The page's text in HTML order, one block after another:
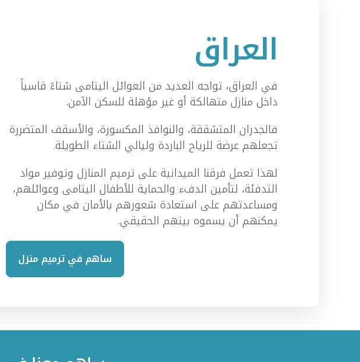
العراق
في العراق، تواجه العديد من العوائل اليتامى شتاءً قاسياً
داخل منازل متهالكة أو غير مؤهلة للسكن الآمن.
فالجدران المتشققة، والنوافذ المكسورة، والأسقف المتضررة
تجعلهم عرضة للرياح الباردة وليالي الشتاء الطويلة.
لهذا تعمل فرقنا الميدانية على ترميم المنازل وتوفير مواد
التدفئة، لتأمين الدفء والحماية للأطفال اليتامى وعوائلهم،
ومساعدتهم على استعادة شعورهم بالأمان في مكان
يمكنهم أن يسموه بيتهم الحقيقي.
ساهم في ترميم منزل